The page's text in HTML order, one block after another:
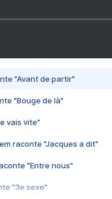
"Avant de partir"
"Bouge de là"
vais vite"
raconte "Jacques a dit"
"Entre nous"
"3e sexe"